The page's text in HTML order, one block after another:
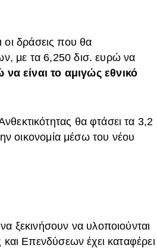
οι δράσεις που θα
με τα 6,250 δισ. ευρώ να
είναι το αμιγώς εθνικό
θα φτάσει τα 3,2
οικονομία μέσω του νέου
ξεκινήσουν να υλοποιούνται
Επενδύσεων έχει καταφέρει